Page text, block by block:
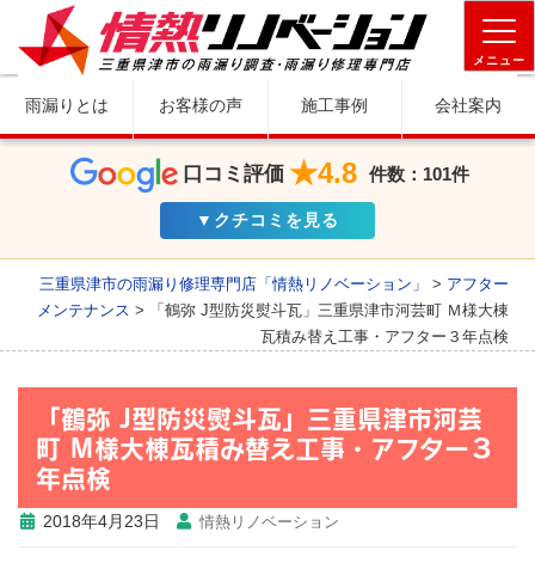
メニュー
雨漏りとは お客様の声 施工事例 会社案内
口コミ評価 ★4.8 件数：101件
▼クチコミを見る
三重県津市の雨漏り修理専門店「情熱リノベーション」 > アフター
メンテナンス >
「鶴弥 J型防災熨斗瓦」三重県津市河芸町 Ｍ様大棟
瓦積み替え工事・アフター３年点検
「鶴弥 J型防災熨斗瓦」三重県津市河芸
町 Ｍ様大棟瓦積み替え工事・アフター３
年点検
2018年4月23日 情熱リノベーション